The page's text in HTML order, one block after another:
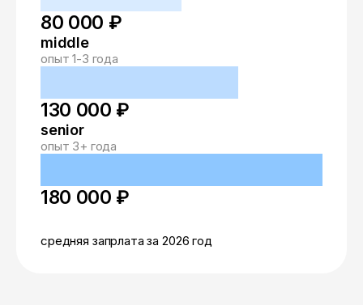
80 000 ₽
middle
опыт 1-3 года
130 000 ₽
senior
опыт 3+ года
180 000 ₽
средняя запрлата за 2026 год